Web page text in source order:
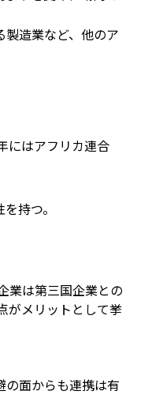
造業など、他のア
にはアフリカ連合
持つ。
業は第三国企業との
がメリットとして挙
の面からも連携は有